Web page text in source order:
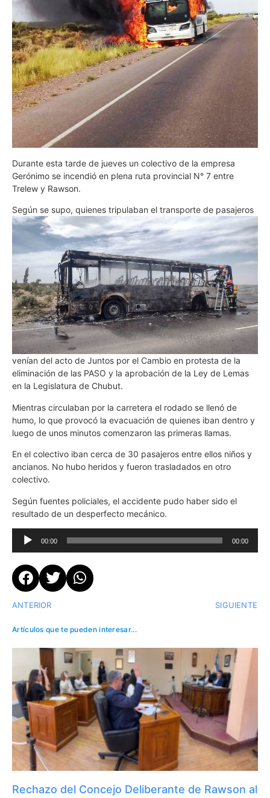
Durante esta tarde de jueves un colectivo de la empresa
Gerónimo se incendió en plena ruta provincial N° 7 entre
Trelew y Rawson.
Según se supo, quienes tripulaban el transporte de pasajeros
venían del acto de Juntos por el Cambio en protesta de la
eliminación de las PASO y la aprobación de la Ley de Lemas
en la Legislatura de Chubut.
Mientras circulaban por la carretera el rodado se llenó de
humo, lo que provocó la evacuación de quienes iban dentro y
luego de unos minutos comenzaron las primeras llamas.
En el colectivo iban cerca de 30 pasajeros entre ellos niños y
ancianos. No hubo heridos y fueron trasladados en otro
colectivo.
Según fuentes policiales, el accidente pudo haber sido el
resultado de un desperfecto mecánico.
Reproductor
00:00 00:00
ANTERIOR SIGUIENTE
Artículos que te pueden interesar...
Rechazo del Concejo Deliberante de Rawson al